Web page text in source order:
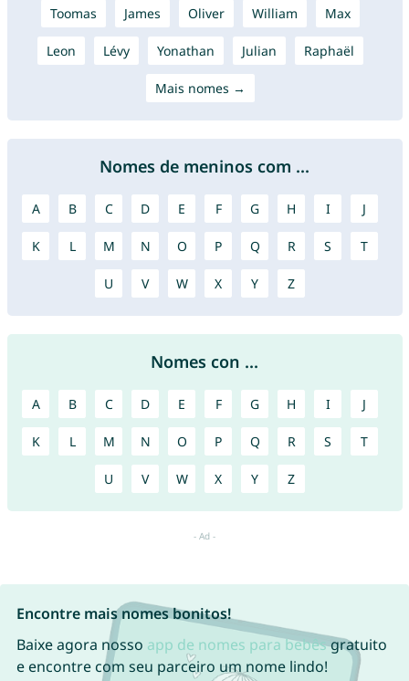
Toomas James Oliver William Max
Leon Lévy Yonathan Julian Raphaël
Mais nomes →
Nomes de meninos com ...
A B C D E F G H I J
K L M N O P Q R S T
U V W X Y Z
Nomes con ...
A B C D E F G H I J
K L M N O P Q R S T
U V W X Y Z
Encontre mais nomes bonitos!
Baixe agora nosso app de nomes para bebêsgratuito
e encontre com seu parceiro um nome lindo!